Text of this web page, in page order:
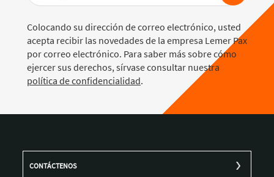
Colocando su dirección de correo electrónico, usted
acepta recibir las novedades de la empresa Lemer Pax
por correo electrónico. Para saber más sobre cómo
ejercer sus derechos, sírvase consultar nuestra
política de confidencialidad.
CONTÁCTENOS